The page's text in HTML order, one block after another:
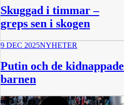
Skuggad i timmar –
greps sen i skogen
9 DEC 2025NYHETER
Putin och de kidnappade
barnen